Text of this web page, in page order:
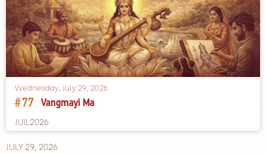
Wednesday, July 29, 2026
#77 Vangmayi Ma
JUIL2026
JULY 29, 2026